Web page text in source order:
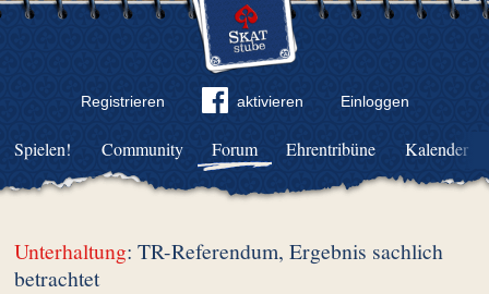
Registrieren aktivieren Einloggen
Community Forum Ehrentribüne Kalender
Spielen!
Unterhaltung: TR-Referendum, Ergebnis sachlich
betrachtet